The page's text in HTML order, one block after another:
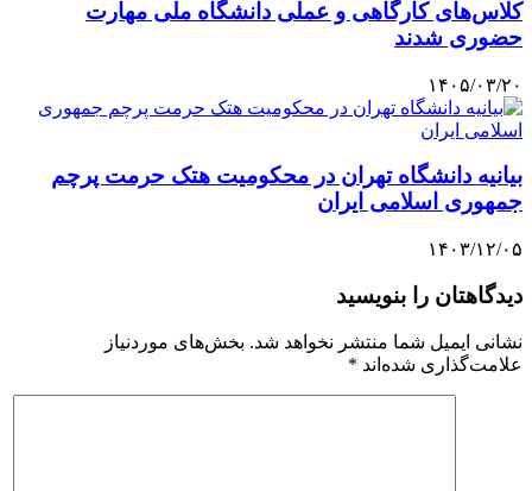
کلاس‌های کارگاهی و عملی دانشگاه ملی مهارت
حضوری شدند
۱۴۰۵/۰۳/۲۰
بیانیه دانشگاه تهران در محکومیت هتک حرمت پرچم
جمهوری اسلامی ایران
۱۴۰۳/۱۲/۰۵
دیدگاهتان را بنویسید
نشانی ایمیل شما منتشر نخواهد شد. بخش‌های موردنیاز
علامت‌گذاری شده‌اند *